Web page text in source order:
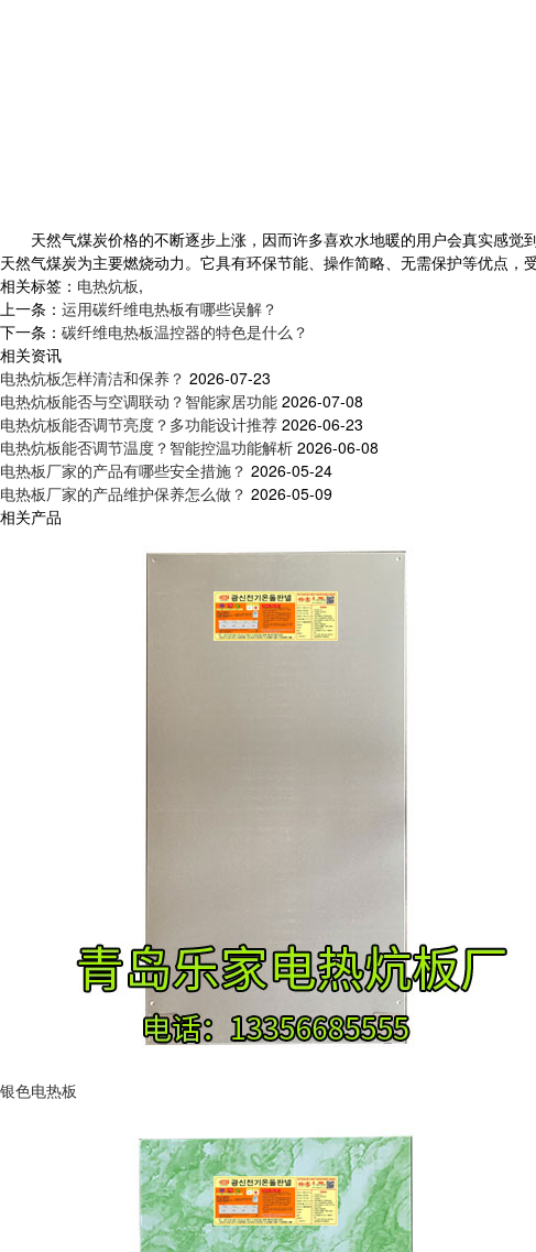
天然气煤炭价格的不断逐步上涨，因而许多喜欢水地暖的用户会真实感觉
天然气煤炭为主要燃烧动力。它具有环保节能、操作简略、无需保护等优点，
相关标签： 电热炕板,
上一条： 运用碳纤维电热板有哪些误解？
下一条： 碳纤维电热板温控器的特色是什么？
相关资讯
电热炕板怎样清洁和保养？ 2026-07-23
电热炕板能否与空调联动？智能家居功能 2026-07-08
电热炕板能否调节亮度？多功能设计推荐 2026-06-23
电热炕板能否调节温度？智能控温功能解析 2026-06-08
电热板厂家的产品有哪些安全措施？ 2026-05-24
电热板厂家的产品维护保养怎么做？ 2026-05-09
相关产品
银色电热板